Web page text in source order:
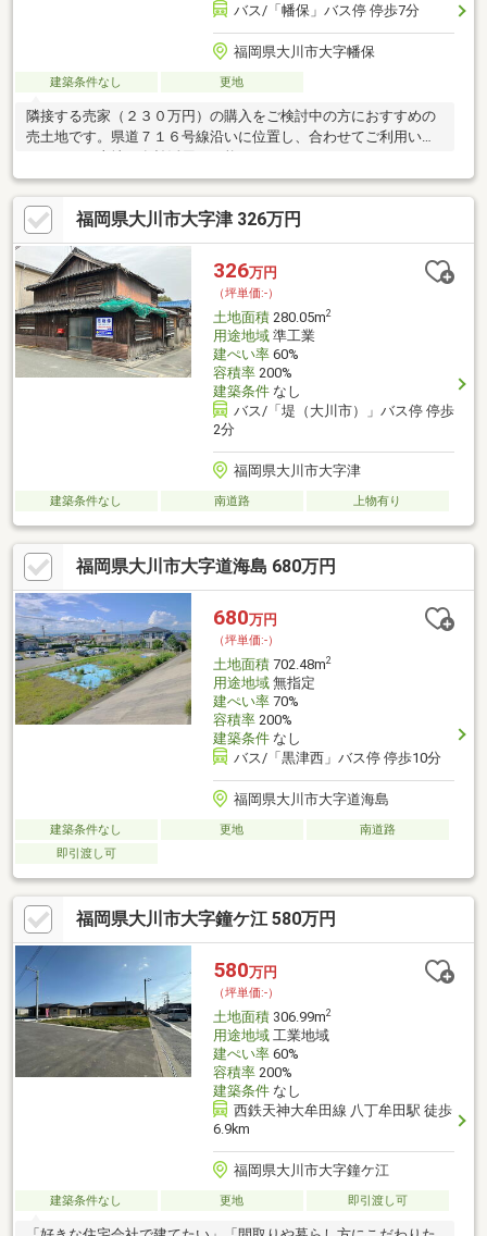
バス/「幡保」バス停 停歩7分
福岡県大川市大字幡保
建築条件なし 更地
隣接する売家（２３０万円）の購入をご検討中の方におすすめの
売土地です。県道７１６号線沿いに位置し、合わせてご利用いた
福岡県大川市大字津 326万円
326万円
（坪単価:-）
土地面積280.05m2
用途地域準工業
建ぺい率60%
容積率200%
建築条件なし
バス/「堤（大川市）」バス停 停歩
2分
福岡県大川市大字津
建築条件なし 南道路 上物有り
福岡県大川市大字道海島 680万円
680万円
（坪単価:-）
土地面積702.48m2
用途地域無指定
建ぺい率70%
容積率200%
建築条件なし
バス/「黒津西」バス停 停歩10分
福岡県大川市大字道海島
建築条件なし 更地
南道路
即引渡し可
福岡県大川市大字鐘ケ江 580万円
580万円
（坪単価:-）
土地面積306.99m2
用途地域工業地域
建ぺい率60%
容積率200%
建築条件なし
西鉄天神大牟田線 八丁牟田駅 徒歩
6.9km
福岡県大川市大字鐘ケ江
建築条件なし 更地 即引渡し可